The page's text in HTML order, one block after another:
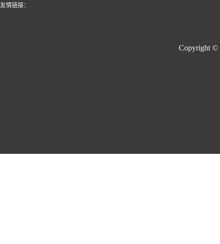
友情链接：
Copyright ©